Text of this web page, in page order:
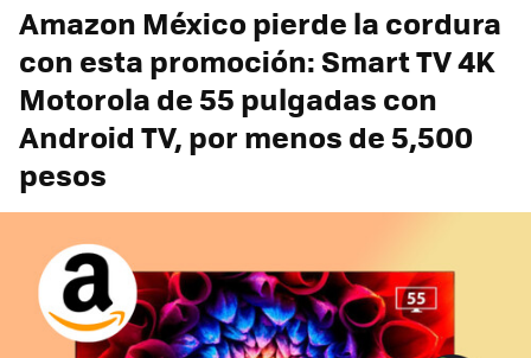
Amazon México pierde la cordura
con esta promoción: Smart TV 4K
Motorola de 55 pulgadas con
Android TV, por menos de 5,500
pesos